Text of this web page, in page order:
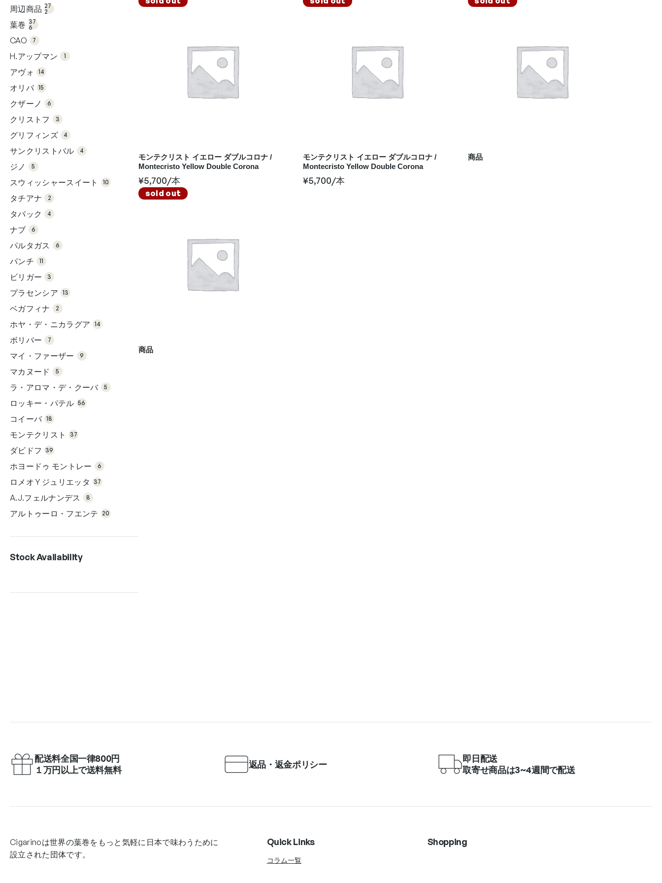
品
周辺商品 27
2
2個
の
商
葉巻 37
6
37
6個
の
商
品
CAO 7
7個
の
商
H.アップマン 1
の
商
アヴォ 14
14
個
の
商
品
オリバ 15
15
個
の
商
クザーノ 6
の
商
クリストフ 3
の
商
グリフィンズ 4
4個
の
商
サンクリストバル 4
の
商
ジノ 5
5個
の
商
スウィッシャースイート 10
個
の
商
タチアナ 2
2個
の
商
タバック 4
4個
の
商
ナブ 6
6個
の
商
パルタガス 6
の
商
パンチ 11
11個
の
商
ビリガー 3
の
商
プラセンシア 13
個
の
商
品
ベガフィナ 2
の
商
ホヤ・デ・ニカラグア 14
個
の
商
ボリバー 7
の
商
マイ・ファーザー 9
の
商
マカヌード 5
5個
の
商
ラ・アロマ・デ・クーバ 5
の
商
ロッキー・パテル 56
56
個
の
商
コイーバ 18
18
個
の
商
品
モンテクリスト 37
個
の
商
ダビドフ 39
39
個
の
商
ホヨードゥ モントレー 6
の
商
ロメオ Y ジュリエッタ 37
37
個
の
商
A.J.フェルナンデス 8
8個
の
商
アルトゥーロ・フエンテ 20
個
の
商
Stock Availability
モンテクリスト イエロー ダブルコロナ /
Montecristo Yellow Double Corona
¥5,700/本
モンテクリスト イエロー ダブルコロナ /
Montecristo Yellow Double Corona
¥5,700/本
商品
sold out
商品
配送料全国一律800円
１万円以上で送料無料
返品・返金ポリシー
即日配送
取寄せ商品は3~4週間で配送
Cigarinoは世界の葉巻をもっと気軽に日本で味わうために
設立された団体です。
Quick Links
コラム一覧
Shopping